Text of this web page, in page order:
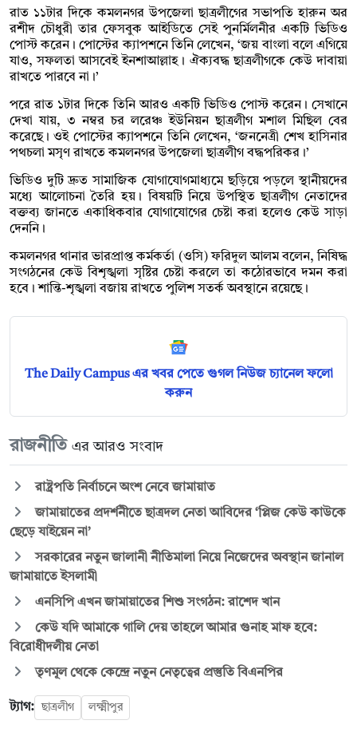
রাত ১১টার দিকে কমলনগর উপজেলা ছাত্রলীগের সভাপতি হারুন অর
রশীদ চৌধুরী তার ফেসবুক আইডিতে সেই পুনর্মিলনীর একটি ভিডিও
পোস্ট করেন। পোস্টের ক্যাপশনে তিনি লেখেন, ‘জয় বাংলা বলে এগিয়ে
যাও, সফলতা আসবেই ইনশাআল্লাহ। ঐক্যবদ্ধ ছাত্রলীগকে কেউ দাবায়া
রাখতে পারবে না।’
পরে রাত ১টার দিকে তিনি আরও একটি ভিডিও পোস্ট করেন। সেখানে
দেখা যায়, ৩ নম্বর চর লরেঞ্চ ইউনিয়ন ছাত্রলীগ মশাল মিছিল বের
করেছে। ওই পোস্টের ক্যাপশনে তিনি লেখেন, ‘জননেত্রী শেখ হাসিনার
পথচলা মসৃণ রাখতে কমলনগর উপজেলা ছাত্রলীগ বদ্ধপরিকর।’
ভিডিও দুটি দ্রুত সামাজিক যোগাযোগমাধ্যমে ছড়িয়ে পড়লে স্থানীয়দের
মধ্যে আলোচনা তৈরি হয়। বিষয়টি নিয়ে উপস্থিত ছাত্রলীগ নেতাদের
বক্তব্য জানতে একাধিকবার যোগাযোগের চেষ্টা করা হলেও কেউ সাড়া
দেননি।
কমলনগর থানার ভারপ্রাপ্ত কর্মকর্তা (ওসি) ফরিদুল আলম বলেন, নিষিদ্ধ
সংগঠনের কেউ বিশৃঙ্খলা সৃষ্টির চেষ্টা করলে তা কঠোরভাবে দমন করা
হবে। শান্তি-শৃঙ্খলা বজায় রাখতে পুলিশ সতর্ক অবস্থানে রয়েছে।
The Daily Campus এর খবর পেতে গুগল নিউজ চ্যানেল ফলো
করুন
রাজনীতি এর আরও সংবাদ
রাষ্ট্রপতি নির্বাচনে অংশ নেবে জামায়াত
জামায়াতের প্রদর্শনীতে ছাত্রদল নেতা আবিদের ‘প্লিজ কেউ কাউকে
ছেড়ে যাইয়েন না’
সরকারের নতুন জালানী নীতিমালা নিয়ে নিজেদের অবস্থান জানাল
জামায়াতে ইসলামী
এনসিপি এখন জামায়াতের শিশু সংগঠন: রাশেদ খান
কেউ যদি আমাকে গালি দেয় তাহলে আমার গুনাহ মাফ হবে:
বিরোধীদলীয় নেতা
তৃণমূল থেকে কেন্দ্রে নতুন নেতৃত্বের প্রস্তুতি বিএনপির
ট্যাগ: ছাত্রলীগ লক্ষ্মীপুর